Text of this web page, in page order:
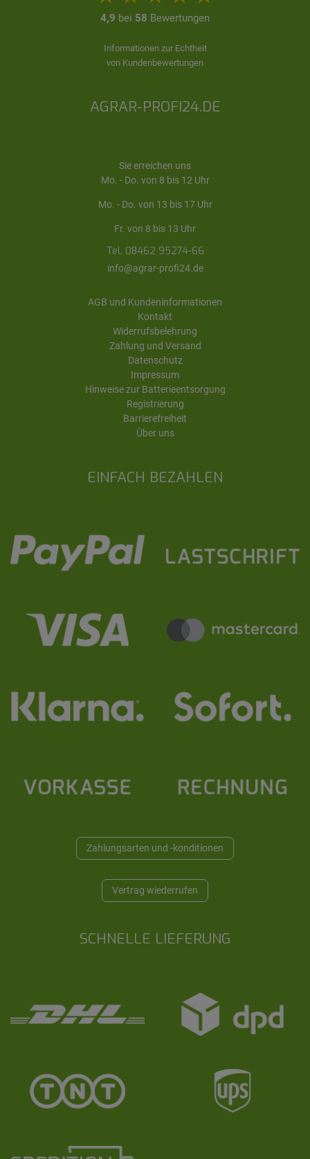
EINFACH BEZAHLEN
Zahlungsarten und -konditionen
Vertrag wiederrufen
SCHNELLE LIEFERUNG
4,9 bei 58 Bewertungen
Informationen zur Echtheit
von Kundenbewertungen
AGRAR-PROFI24.DE
Sie erreichen uns
Mo. - Do. von 8 bis 12 Uhr
Mo. - Do. von 13 bis 17 Uhr
Fr. von 8 bis 13 Uhr
Tel. 08462 95274-66
info@agrar-profi24.de
AGB und Kundeninformationen
Kontakt
Widerrufsbelehrung
Zahlung und Versand
Datenschutz
Impressum
Hinweise zur Batterieentsorgung
Registrierung
Barrierefreiheit
Über uns